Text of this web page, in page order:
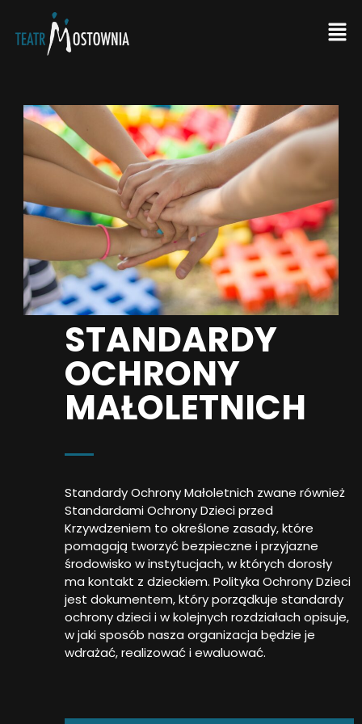
STANDARDY
OCHRONY
MAŁOLETNICH
Standardy Ochrony Małoletnich zwane również
Standardami Ochrony Dzieci przed
Krzywdzeniem to określone zasady, które
pomagają tworzyć bezpieczne i przyjazne
środowisko w instytucjach, w których dorosły
ma kontakt z dzieckiem. Polityka Ochrony Dzieci
jest dokumentem, który porządkuje standardy
ochrony dzieci i w kolejnych rozdziałach opisuje,
w jaki sposób nasza organizacja będzie je
wdrażać, realizować i ewaluować.